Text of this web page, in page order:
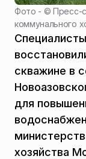
Фото - ©Пресс-
коммунального
скважине в
для
хозяйства